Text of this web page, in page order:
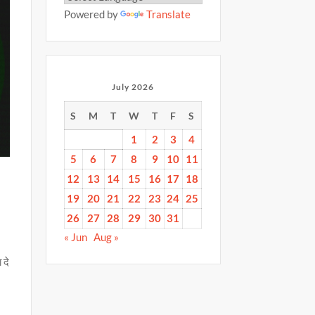
दे
Powered by Translate
July 2026
S M T W T F S
1 2 3
4
5
6 7 8 9 10 11
12
13 14 15 16 17 18
19
20 21 22 23 24 25
26
27 28 29 30 31
« Jun Aug »